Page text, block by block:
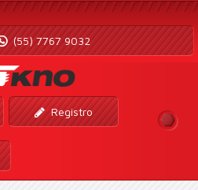
(55) 7767 9032
Registro